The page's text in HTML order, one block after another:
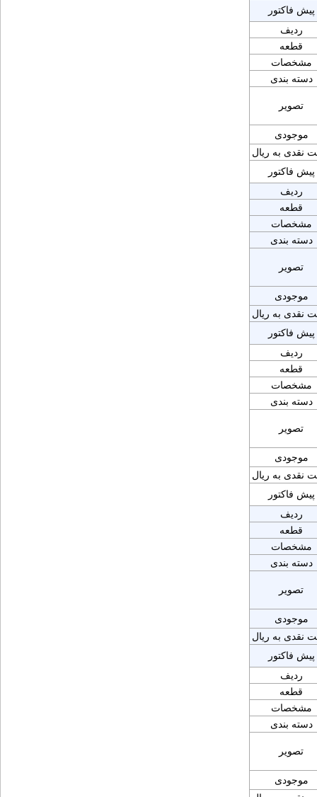
پیش فاکتور
ردیف
قطعه
مشخصات
دسته بندی
تصویر
موجودی
نقدی به ریال
پیش فاکتور
ردیف
قطعه
مشخصات
دسته بندی
تصویر
موجودی
نقدی به ریال
پیش فاکتور
ردیف
قطعه
مشخصات
دسته بندی
تصویر
موجودی
نقدی به ریال
پیش فاکتور
ردیف
قطعه
مشخصات
دسته بندی
تصویر
موجودی
نقدی به ریال
پیش فاکتور
ردیف
قطعه
مشخصات
دسته بندی
تصویر
موجودی